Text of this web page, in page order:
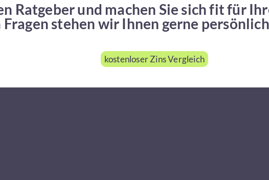
Ratgeber und machen Sie sich fit für
stehen wir Ihnen gerne
kostenloser Zins Vergleich